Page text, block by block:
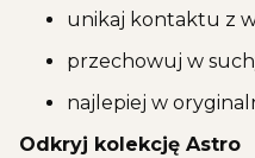
unikaj kontaktu z
przechowuj w
najlepiej w
Odkryj kolekcję Astro